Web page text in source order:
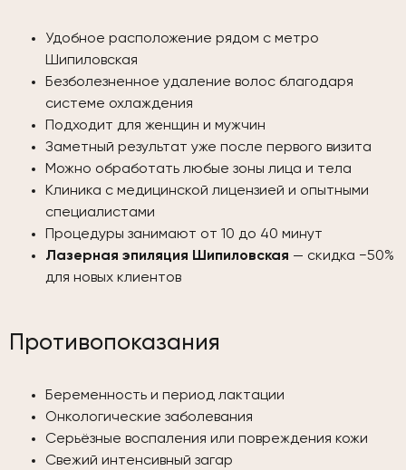
Удобное расположение рядом с метро
Шипиловская
Безболезненное удаление волос благодаря
системе охлаждения
Подходит для женщин и мужчин
Заметный результат уже после первого визита
Можно обработать любые зоны лица и тела
Клиника с медицинской лицензией и опытными
специалистами
Процедуры занимают от 10 до 40 минут
Лазерная эпиляция Шипиловская — скидка −50%
для новых клиентов
Противопоказания
Беременность и период лактации
Онкологические заболевания
Серьёзные воспаления или повреждения кожи
Свежий интенсивный загар